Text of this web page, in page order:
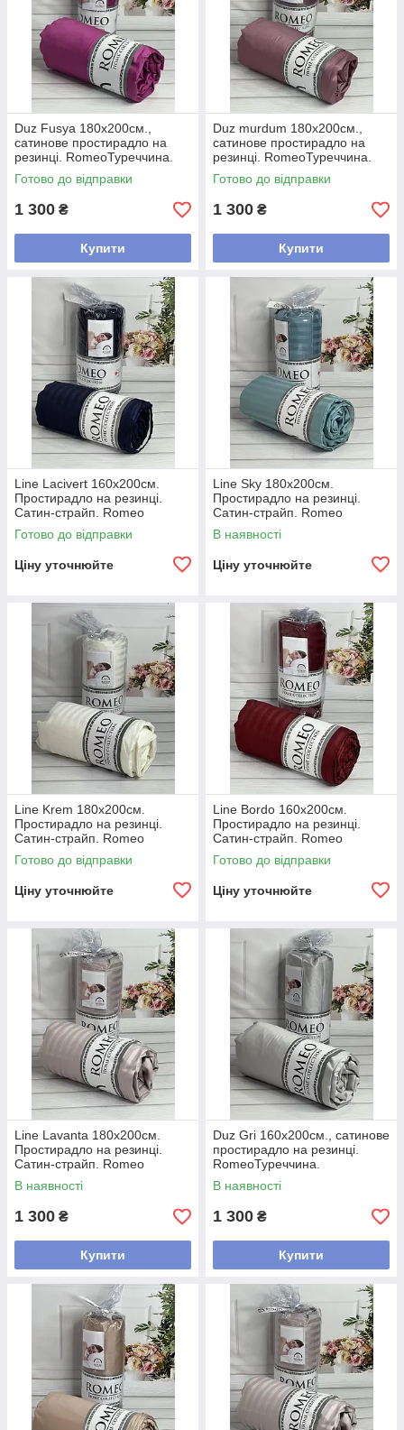
Duz Fusya 180х200см.,
сатинове простирадло на
резинці. RomeoТуреччина.
Готово до відправки
1 300 ₴
Купити
Duz murdum 180х200см.,
сатинове простирадло на
резинці. RomeoТуреччина.
Готово до відправки
1 300 ₴
Купити
Line Lacivert 160х200см.
Простирадло на резинці.
Сатин-страйп. Romeo
Туреччина.
Готово до відправки
Ціну уточнюйте
Line Sky 180х200см.
Простирадло на резинці.
Сатин-страйп. Romeo
Туреччина.
В наявності
Ціну уточнюйте
Line Krem 180х200см.
Простирадло на резинці.
Сатин-страйп. Romeo
Туреччина.
Готово до відправки
Ціну уточнюйте
Line Bordo 160х200см.
Простирадло на резинці.
Сатин-страйп. Romeo
Туреччина.
Готово до відправки
Ціну уточнюйте
Line Lavanta 180х200см.
Простирадло на резинці.
Сатин-страйп. Romeo
Туреччина.
В наявності
1 300 ₴
Купити
Duz Gri 160х200см., сатинове
простирадло на резинці.
RomeoТуреччина.
В наявності
1 300 ₴
Купити